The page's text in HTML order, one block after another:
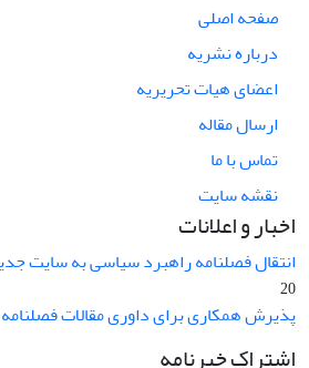
صفحه اصلی
درباره نشریه
اعضای هیات تحریریه
ارسال مقاله
تماس با ما
نقشه سایت
اخبار و اعلانات
انتقال فصلنامه راهبرد سیاسی به سایت
20
پذیرش همکاری برای داوری مقالات فصلنامه
اشتراک خبرنامه